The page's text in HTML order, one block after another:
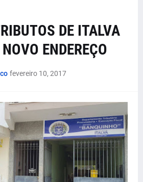
DE ITALVA
ENDEREÇO
fevereiro 10, 2017